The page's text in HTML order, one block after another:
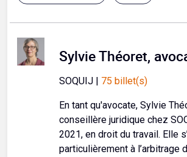
Sylvie Théoret,
SOQUIJ | 75 billet(s)
En tant qu'avocate, Sylvie
conseillère juridique chez
2021, en droit du travail. Elle
particulièrement à l’arbitrage